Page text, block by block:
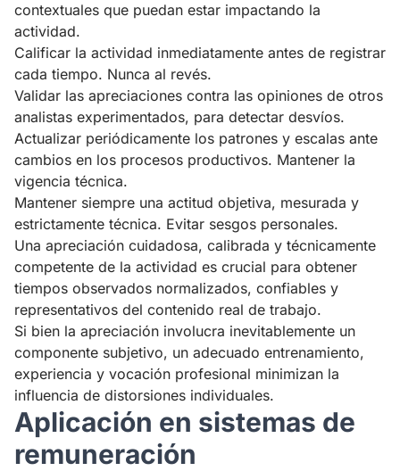
contextuales que puedan estar impactando la
actividad.
Calificar la actividad inmediatamente antes de registrar
cada tiempo. Nunca al revés.
Validar las apreciaciones contra las opiniones de otros
analistas experimentados, para detectar desvíos.
Actualizar periódicamente los patrones y escalas ante
cambios en los procesos productivos. Mantener la
vigencia técnica.
Mantener siempre una actitud objetiva, mesurada y
estrictamente técnica. Evitar sesgos personales.
Una apreciación cuidadosa, calibrada y técnicamente
competente de la actividad es crucial para obtener
tiempos observados normalizados, confiables y
representativos del contenido real de trabajo.
Si bien la apreciación involucra inevitablemente un
componente subjetivo, un adecuado entrenamiento,
experiencia y vocación profesional minimizan la
influencia de distorsiones individuales.
Aplicación en sistemas de
remuneración